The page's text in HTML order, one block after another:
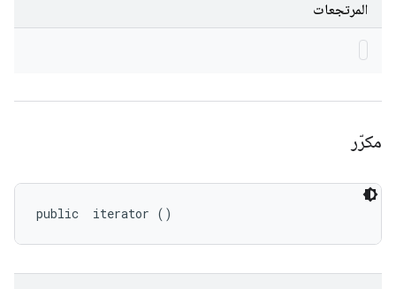
المرتجعات
مكرّر
public iterator ()